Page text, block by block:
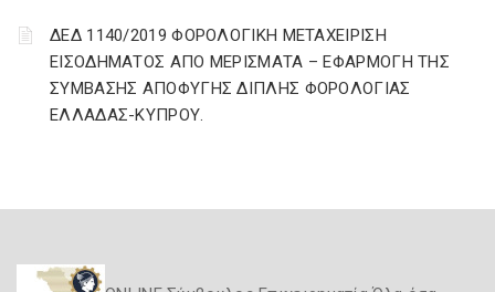
ΔΕΔ 1140/2019 ΦΟΡΟΛΟΓΙΚΗ ΜΕΤΑΧΕΙΡΙΣΗ
ΕΙΣΟΔΗΜΑΤΟΣ ΑΠΟ ΜΕΡΙΣΜΑΤΑ – ΕΦΑΡΜΟΓΗ ΤΗΣ
ΣΥΜΒΑΣΗΣ ΑΠΟΦΥΓΗΣ ΔΙΠΛΗΣ ΦΟΡΟΛΟΓΙΑΣ
ΕΛΛΑΔΑΣ-ΚΥΠΡΟΥ.